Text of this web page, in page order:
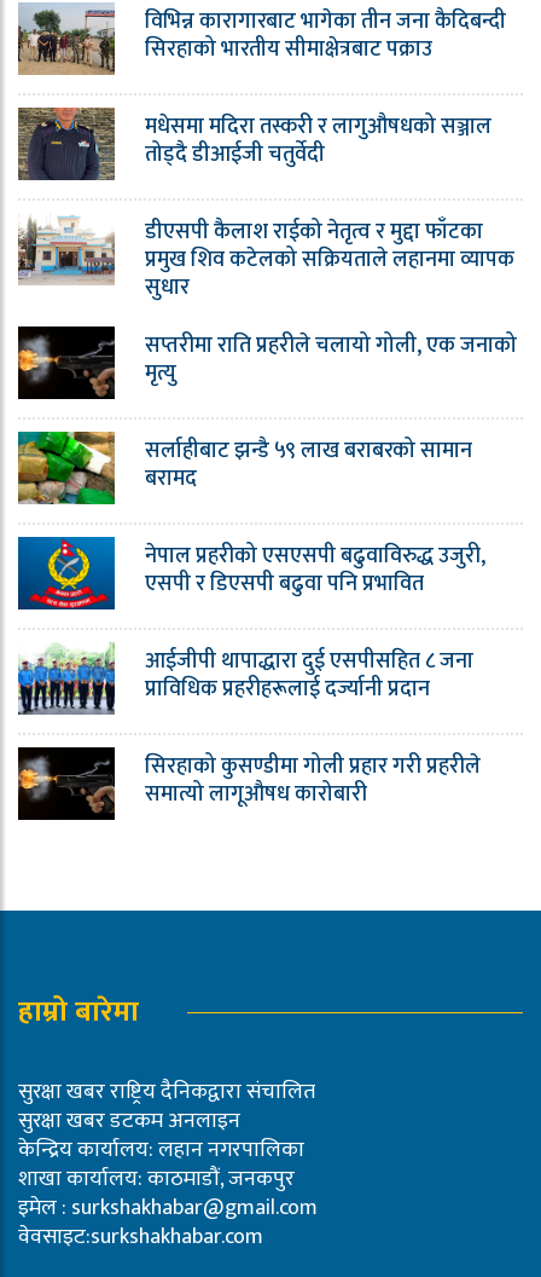
विभिन्न कारागारबाट भागेका तीन जना कैदिबन्दी
सिरहाको भारतीय सीमाक्षेत्रबाट पक्राउ
मधेसमा मदिरा तस्करी र लागुऔषधको सञ्जाल
तोड्दै डीआईजी चतुर्वेदी
डीएसपी कैलाश राईको नेतृत्व र मुद्दा फाँटका
प्रमुख शिव कटेलको सक्रियताले लहानमा व्यापक
सुधार
सप्तरीमा राति प्रहरीले चलायो गोली, एक जनाको
मृत्यु
सर्लाहीबाट झन्डै ५९ लाख बराबरको सामान
बरामद
नेपाल प्रहरीको एसएसपी बढुवाविरुद्ध उजुरी,
एसपी र डिएसपी बढुवा पनि प्रभावित
आईजीपी थापाद्धारा दुई एसपीसहित ८ जना
प्राविधिक प्रहरीहरूलाई दर्ज्यानी प्रदान
सिरहाको कुसण्डीमा गोली प्रहार गरी प्रहरीले
समात्यो लागूऔषध कारोबारी
हाम्रो बारेमा
सुरक्षा खबर राष्ट्रिय दैनिकद्वारा संचालित
सुरक्षा खबर डटकम अनलाइन
केन्द्रिय कार्यालय: लहान नगरपालिका
शाखा कार्यालय: काठमाडौं, जनकपुर
इमेल : surkshakhabar@gmail.com
वेवसाइट:surkshakhabar.com